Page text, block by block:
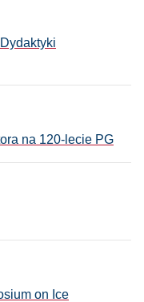
na 120-lecie PG
on Ice